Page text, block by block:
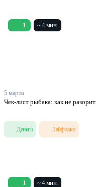
1 ~ 4 мин.
5 марта
Чек-лист рыбака: как не
Деньги Лайфхаки
1 ~ 4 мин.